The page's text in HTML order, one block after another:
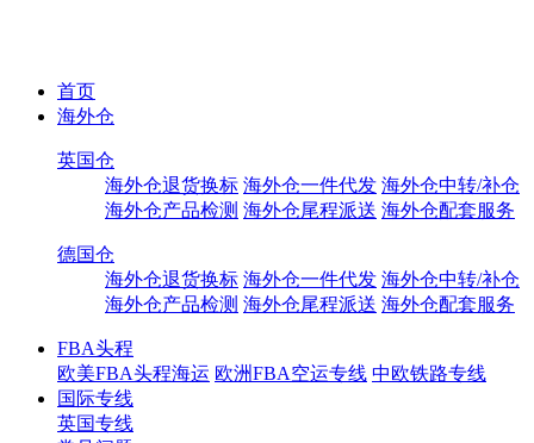
首页
海外仓
英国仓
海外仓退货换标 海外仓一件代发 海外仓中转/补仓
海外仓产品检测 海外仓尾程派送 海外仓配套服务
德国仓
海外仓退货换标 海外仓一件代发 海外仓中转/补仓
海外仓产品检测 海外仓尾程派送 海外仓配套服务
FBA头程
欧美FBA头程海运 欧洲FBA空运专线 中欧铁路专线
国际专线
英国专线